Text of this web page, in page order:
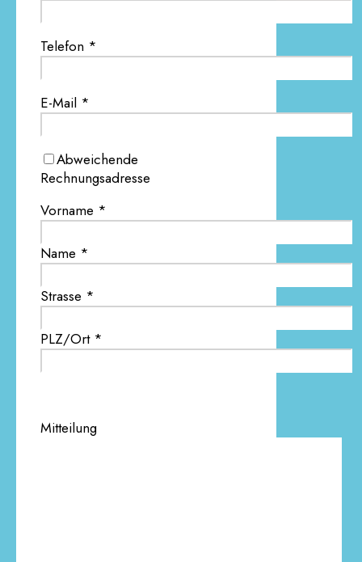
Telefon *
E-Mail *
Abweichende
Rechnungsadresse
Vorname *
Name *
Strasse *
PLZ/Ort *
Mitteilung